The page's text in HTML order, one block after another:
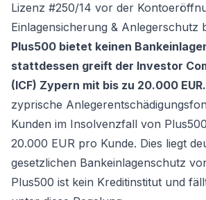
Lizenz #250/14 vor der
Einlagensicherung & Anlegerschutz
Plus500 bietet keinen
stattdessen greift der Investor
(ICF) Zypern mit bis zu 20.000 EUR.
zyprische
Kunden im Insolvenzfall von
20.000 EUR pro Kunde. Dies liegt
gesetzlichen Bankeinlagenschutz
Plus500 ist kein Kreditinstitut und